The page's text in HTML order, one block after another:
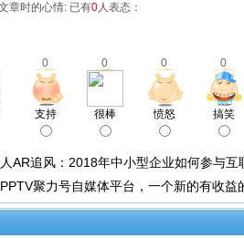
章时的心情: 已有0人表态：
0 0 0 0
支持 很棒 愤怒 搞笑
AR追风：2018年中小型企业如何参与互
聚力号自媒体平台，一个新的有收益